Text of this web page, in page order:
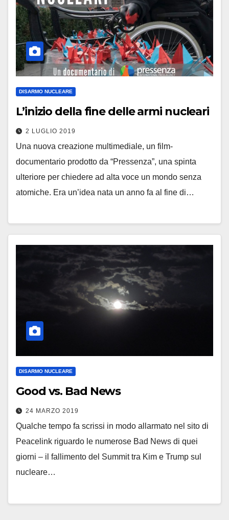
DISARMO NUCLEARE
L’inizio della fine delle armi nucleari
2 LUGLIO 2019
Una nuova creazione multimediale, un film-
documentario prodotto da “Pressenza”, una spinta
ulteriore per chiedere ad alta voce un mondo senza
atomiche. Era un’idea nata un anno fa al fine di…
DISARMO NUCLEARE
Good vs. Bad News
24 MARZO 2019
Qualche tempo fa scrissi in modo allarmato nel sito di
Peacelink riguardo le numerose Bad News di quei
giorni – il fallimento del Summit tra Kim e Trump sul
nucleare…